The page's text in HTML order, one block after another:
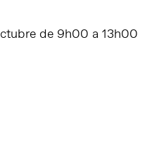
de 9h00 a 13h00